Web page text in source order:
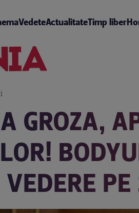
VedeteActualitateTimp liber
GROZA,